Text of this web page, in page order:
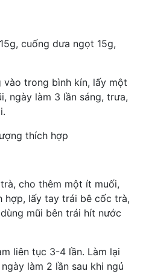
cuống dưa ngọt 15g,
vào trong bình kín, lấy một
ngày làm 3 lần sáng, trưa,
thích hợp
cho thêm một ít muối,
hợp, lấy tay trái bê cốc trà,
mũi bên trái hít nước
liên tục 3-4 lần. Làm lại
làm 2 lần sau khi ngủ